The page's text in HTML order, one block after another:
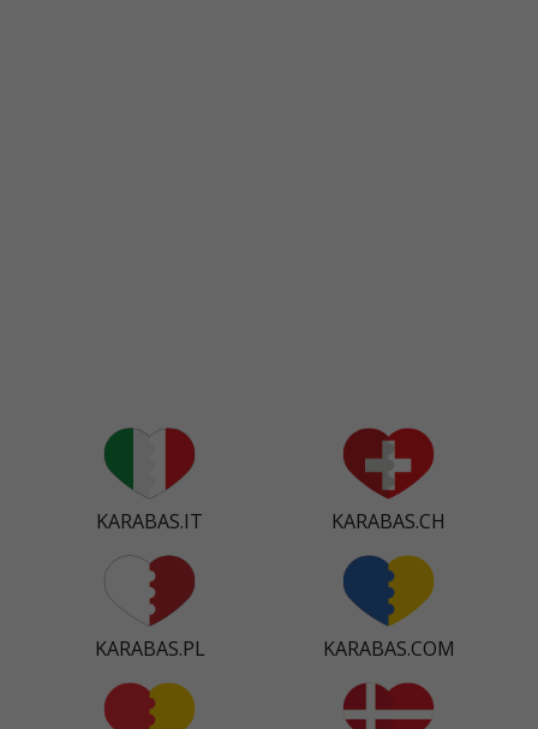
KARABAS.IT KARABAS.CH
KARABAS.PL KARABAS.COM